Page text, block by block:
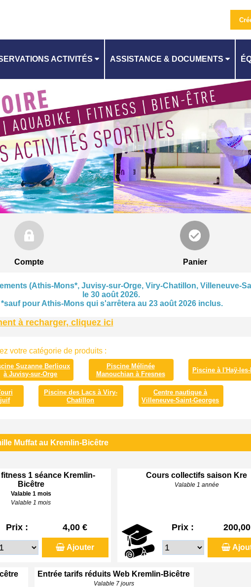
ACTIVITÉS ASSISTANCE & DOCUMENTS
CONTACTEZ-NOUS
CHARTE RGPD
CGV EQUIPEMENTS AQUATIQUES
RI EQUIPEMENTS AQUATIQUES
CGV PATINOIRE
RI PATINOIRE
TUTO RÉSERVATION D'ACTIVITÉ
VILLES DE L'EPT GOSB
Compte Panier
(Athis-Mons*, Juvisy-sur-Orge, Viry-Chatillon, Villeneuve-
le 30 août 2026.
*sauf pour Athis-Mons qui s'arrêtera au 23 août 2026 inclus.
à recharger, cliquez ici
votre catégorie de produits :
Suzanne Berlioux
à Juvisy-sur-Orge
Piscine Mélinée
Manouchian à Fresnes
Piscine à l'Haÿ-
Piscine des Lacs à Viry-
Chatillon
Centre nautique à
Villeneuve-Saint-Georges
Muffat au Kremlin-Bicêtre
1 séance Kremlin-
Bicêtre
Valable 1 mois
Valable 1 mois
Prix : 4,00 €
Ajouter
Cours collectifs saison Kre
Valable 1 année
Prix :
Entrée tarifs réduits Web Kremlin-Bicêtre
Valable 7 jours